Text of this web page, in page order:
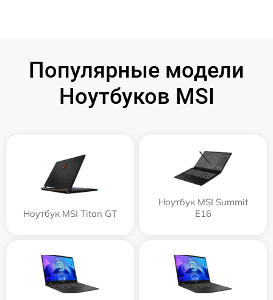
Популярные модели
Ноутбуков MSI
Ноутбук MSI Titan GT
Ноутбук MSI Summit
E16